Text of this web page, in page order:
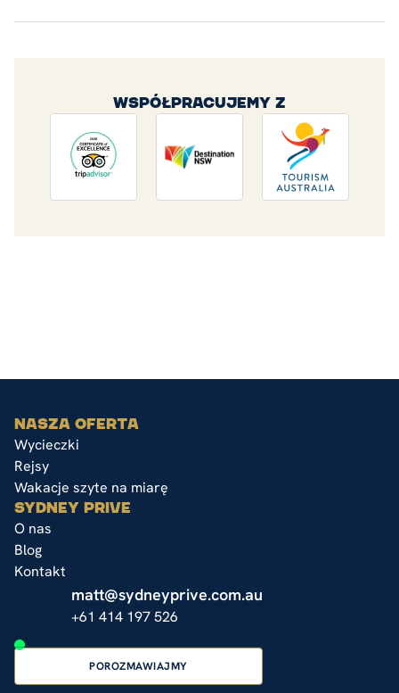
WSPÓŁPRACUJEMY Z
NASZA OFERTA
Wycieczki
Rejsy
Wakacje szyte na miarę
SYDNEY PRIVE
O nas
Blog
Kontakt
matt@sydneyprive.com.au
+61 414 197 526
POROZMAWIAJMY